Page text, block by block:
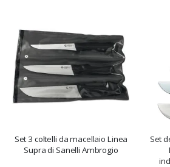
Set 3 coltelli da macellaio Linea
Supra di Sanelli Ambrogio
Set